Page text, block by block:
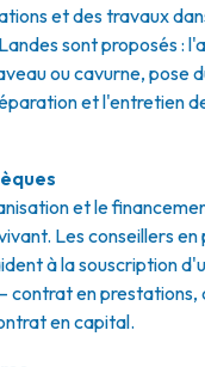
et des travaux
sont proposés :
ou cavurne, pose
et l'entretien
et le
Les conseillers
à la souscription
contrat en
en capital.